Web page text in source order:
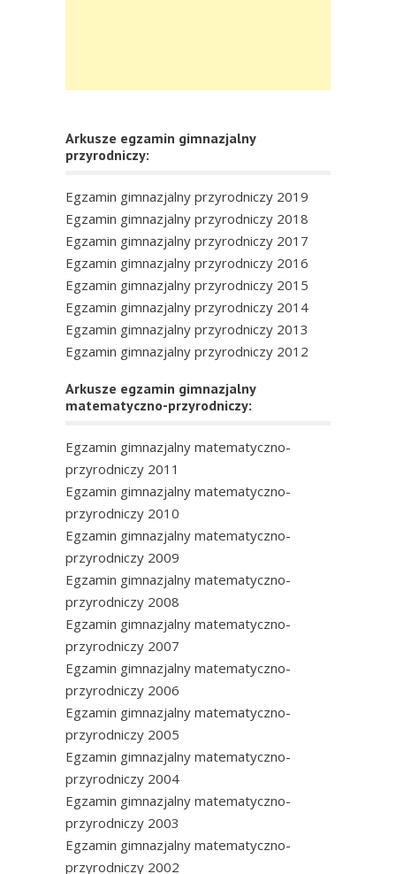
Arkusze egzamin gimnazjalny
przyrodniczy:
Egzamin gimnazjalny przyrodniczy 2019
Egzamin gimnazjalny przyrodniczy 2018
Egzamin gimnazjalny przyrodniczy 2017
Egzamin gimnazjalny przyrodniczy 2016
Egzamin gimnazjalny przyrodniczy 2015
Egzamin gimnazjalny przyrodniczy 2014
Egzamin gimnazjalny przyrodniczy 2013
Egzamin gimnazjalny przyrodniczy 2012
Arkusze egzamin gimnazjalny
matematyczno-przyrodniczy:
Egzamin gimnazjalny matematyczno-
przyrodniczy 2011
Egzamin gimnazjalny matematyczno-
przyrodniczy 2010
Egzamin gimnazjalny matematyczno-
przyrodniczy 2009
Egzamin gimnazjalny matematyczno-
przyrodniczy 2008
Egzamin gimnazjalny matematyczno-
przyrodniczy 2007
Egzamin gimnazjalny matematyczno-
przyrodniczy 2006
Egzamin gimnazjalny matematyczno-
przyrodniczy 2005
Egzamin gimnazjalny matematyczno-
przyrodniczy 2004
Egzamin gimnazjalny matematyczno-
przyrodniczy 2003
Egzamin gimnazjalny matematyczno-
przyrodniczy 2002